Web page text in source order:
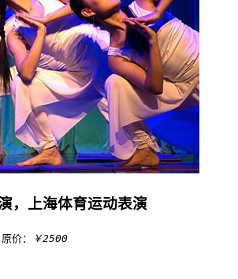
，上海体育运动表演
原价： ￥2500